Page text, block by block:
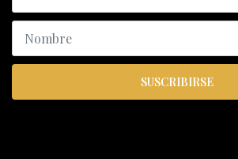
SUSCRIBIRSE